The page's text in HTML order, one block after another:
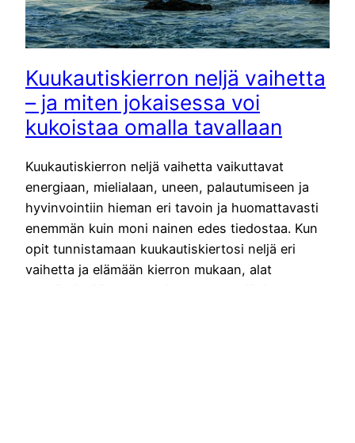
Kuukautiskierron neljä vaihetta
– ja miten jokaisessa voi
kukoistaa omalla tavallaan
Kuukautiskierron neljä vaihetta vaikuttavat
energiaan, mielialaan, uneen, palautumiseen ja
hyvinvointiin hieman eri tavoin ja huomattavasti
enemmän kuin moni nainen edes tiedostaa. Kun
opit tunnistamaan kuukautiskiertosi neljä eri
vaihetta ja elämään kierron mukaan, alat
ymmärtämään paremmin omaa rytmiäsi,